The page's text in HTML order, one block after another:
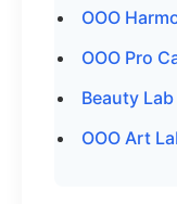
ООО
ООО Pro
Beauty
ООО Art